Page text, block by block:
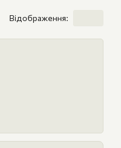
Відображення: